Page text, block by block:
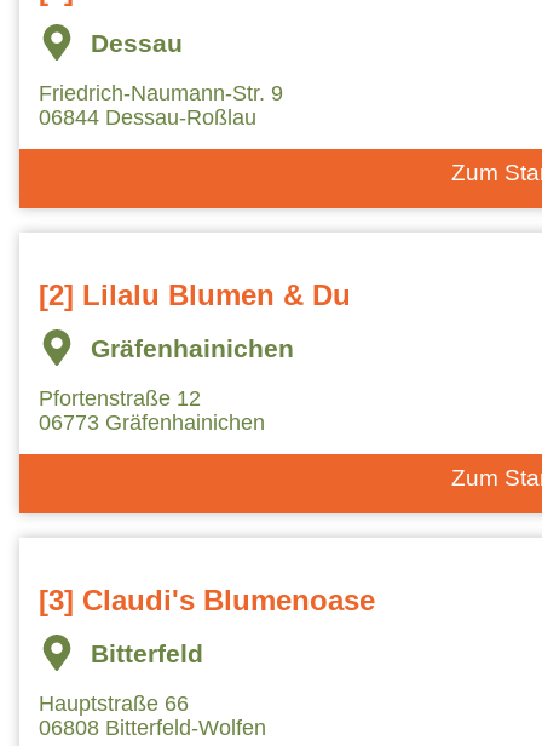
Dessau
Friedrich-Naumann-Str. 9
06844 Dessau-Roßlau
Zum
[2] Lilalu Blumen & Du
Gräfenhainichen
Pfortenstraße 12
06773 Gräfenhainichen
Zum
[3] Claudi's Blumenoase
Bitterfeld
Hauptstraße 66
06808 Bitterfeld-Wolfen